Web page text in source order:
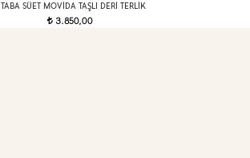
TABA SÜET MOVIDA TAŞLI DERI TERLIK
t3.850,00